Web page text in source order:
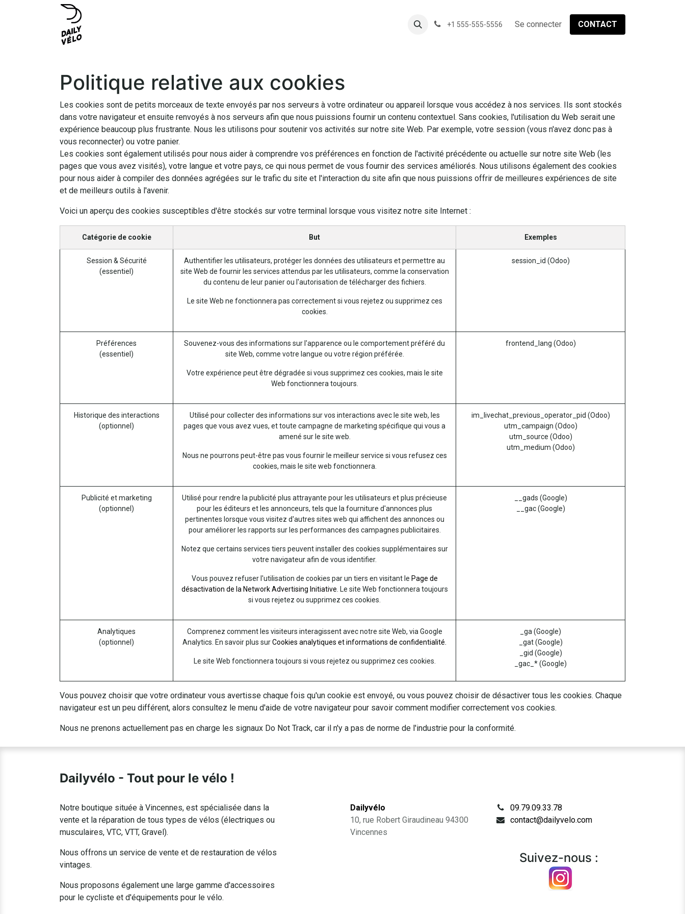
Se rendre au contenu
NOTRE ATELIER À PROPOS BLOG
+1 555-555-5556 Se connecter CONTACT
Politique relative aux cookies
Les cookies sont de petits morceaux de texte envoyés par nos serveurs à votre ordinateur ou appareil lorsque vous accédez à nos services. Ils sont stockés
dans votre navigateur et ensuite renvoyés à nos serveurs afin que nous puissions fournir un contenu contextuel. Sans cookies, l'utilisation du Web serait une
expérience beaucoup plus frustrante. Nous les utilisons pour soutenir vos activités sur notre site Web. Par exemple, votre session (vous n'avez donc pas à
vous reconnecter) ou votre panier.
Les cookies sont également utilisés pour nous aider à comprendre vos préférences en fonction de l'activité précédente ou actuelle sur notre site Web (les
pages que vous avez visités), votre langue et votre pays, ce qui nous permet de vous fournir des services améliorés. Nous utilisons également des cookies
pour nous aider à compiler des données agrégées sur le trafic du site et l'interaction du site afin que nous puissions offrir de meilleures expériences de site
et de meilleurs outils à l'avenir.
Voici un aperçu des cookies susceptibles d'être stockés sur votre terminal lorsque vous visitez notre site Internet :
Catégorie de cookie But Exemples
Session & Sécurité
(essentiel)
Authentifier les utilisateurs, protéger les données des utilisateurs et permettre au
site Web de fournir les services attendus par les utilisateurs, comme la conservation
du contenu de leur panier ou l'autorisation de télécharger des fichiers.
Le site Web ne fonctionnera pas correctement si vous rejetez ou supprimez ces
cookies.
session_id (Odoo)
Préférences
(essentiel)
Souvenez-vous des informations sur l'apparence ou le comportement préféré du
site Web, comme votre langue ou votre région préférée.
Votre expérience peut être dégradée si vous supprimez ces cookies, mais le site
Web fonctionnera toujours.
frontend_lang (Odoo)
Historique des interactions
(optionnel)
Utilisé pour collecter des informations sur vos interactions avec le site web, les
pages que vous avez vues, et toute campagne de marketing spécifique qui vous a
amené sur le site web.
Nous ne pourrons peut-être pas vous fournir le meilleur service si vous refusez ces
cookies, mais le site web fonctionnera.
im_livechat_previous_operator_pid (Odoo)
utm_campaign (Odoo)
utm_source (Odoo)
utm_medium (Odoo)
Publicité et marketing
(optionnel)
Utilisé pour rendre la publicité plus attrayante pour les utilisateurs et plus précieuse
pour les éditeurs et les annonceurs, tels que la fourniture d'annonces plus
pertinentes lorsque vous visitez d'autres sites web qui affichent des annonces ou
pour améliorer les rapports sur les performances des campagnes publicitaires.
Notez que certains services tiers peuvent installer des cookies supplémentaires sur
votre navigateur afin de vous identifier.
Vous pouvez refuser l'utilisation de cookies par un tiers en visitant le Page de
désactivation de la Network Advertising Initiative . Le site Web fonctionnera toujours
si vous rejetez ou supprimez ces cookies.
__gads (Google)
__gac (Google)
Analytiques
(optionnel)
Comprenez comment les visiteurs interagissent avec notre site Web, via Google
Analytics. En savoir plus surCookies analytiques et informations de confidentialité.
Le site Web fonctionnera toujours si vous rejetez ou supprimez ces cookies.
_ga (Google)
_gat (Google)
_gid (Google)
_gac_* (Google)
Vous pouvez choisir que votre ordinateur vous avertisse chaque fois qu'un cookie est envoyé, ou vous pouvez choisir de désactiver tous les cookies. Chaque
navigateur est un peu différent, alors consultez le menu d'aide de votre navigateur pour savoir comment modifier correctement vos cookies.
Nous ne prenons actuellement pas en charge les signaux Do Not Track, car il n'y a pas de norme de l'industrie pour la conformité.
Dailyvélo - Tout pour le vélo !
Notre boutique située à Vincennes, est spécialisée dans la
vente et la réparation de tous types de vélos (électriques ou
musculaires, VTC, VTT, Gravel).
Nous offrons un service de vente et de restauration de vélos
vintages.
Nous proposons également une large gamme d'accessoires
pour le cycliste et d'équipements pour le vélo.
Dailyvélo
10, rue Robert Giraudineau 94300
Vincennes
09.79.09.33.78
contact@dailyvelo.com
Suivez-nous :